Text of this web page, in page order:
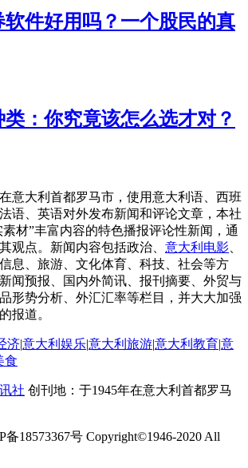
软件好用吗？一个股民的真
：你究竟该怎么选才对？
意大利首都罗马市，使用意大利语、西班
语、英语对外发布新闻和评论文章，本社
素材”丰富内容的特色播报评论性新闻，通
观点。新闻内容包括政治、 意大利电影
息、旅游、文化体育、科技、社会等方
闻预报、国内外简讯、报刊摘要、外贸与
形势分析、外汇汇率等栏目，并大大加强
报道。
济|意大利娱乐|意大利旅游|意大利教育|意
食
社 创刊地：于1945年在意大利首都罗马
18573367号 Copyright©1946-2020 All